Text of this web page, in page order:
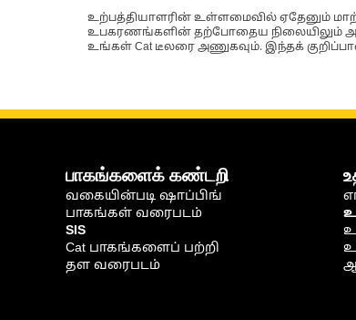
உற்பத்தியாளரின் உள்ளமைவில் ஏதேனும்
உபகரணங்களின் தற்போதைய நிலையிலும்
உங்கள் Cat டீலரை அணுகவும். இந்தக்
பாகங்களைக் கண்டறி
வகையின்படி ஷாப்பிங்
பாகங்கள் வரைபடம்
SIS
Cat பாகங்களைப் பற்றி
தள வரைபடம்